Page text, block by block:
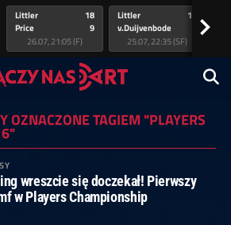
Littler
Price
18
9
26.07, 21:05 (F)
Littler
v.Duijvenbode
17
25.07, 22:35 (SF)
>
OZNACZONE TAGIEM "PLAYERS
wreszcie się doczekał! Pierwszy
w Players Championship